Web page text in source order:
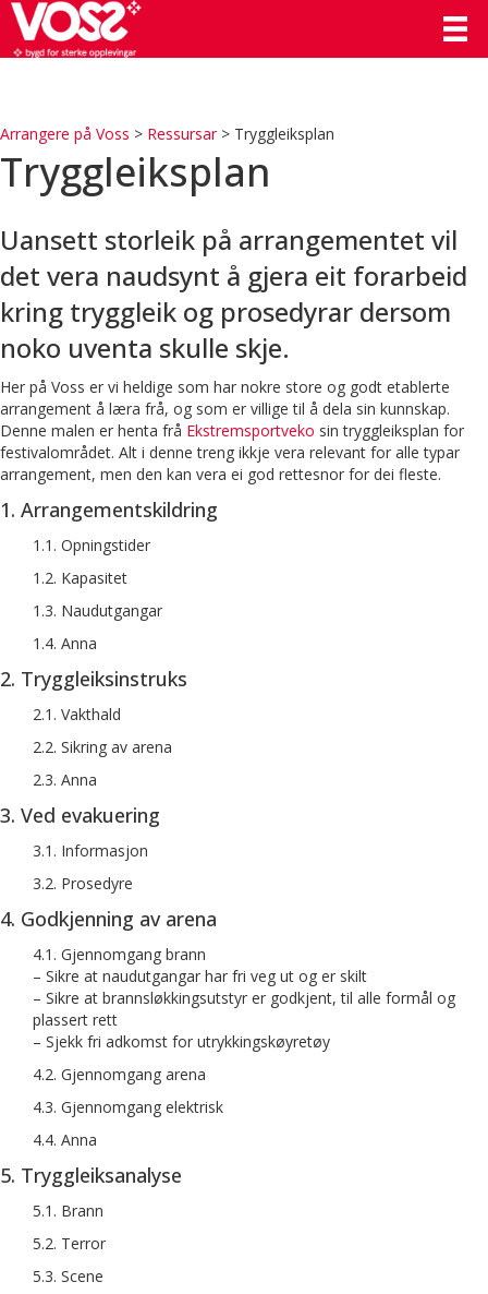
Arrangere på Voss > Ressursar> Tryggleiksplan
Tryggleiksplan
Uansett storleik på arrangementet vil
det vera naudsynt å gjera eit forarbeid
kring tryggleik og prosedyrar dersom
noko uventa skulle skje.
Her på Voss er vi heldige som har nokre store og godt etablerte
arrangement å læra frå, og som er villige til å dela sin kunnskap.
Denne malen er henta frå Ekstremsportveko sin tryggleiksplan for
festivalområdet. Alt i denne treng ikkje vera relevant for alle typar
arrangement, men den kan vera ei god rettesnor for dei fleste.
1. Arrangementskildring
1.1. Opningstider
1.2. Kapasitet
1.3. Naudutgangar
1.4. Anna
2. Tryggleiksinstruks
2.1. Vakthald
2.2. Sikring av arena
2.3. Anna
3. Ved evakuering
3.1. Informasjon
3.2. Prosedyre
4. Godkjenning av arena
4.1. Gjennomgang brann
– Sikre at naudutgangar har fri veg ut og er skilt
– Sikre at brannsløkkingsutstyr er godkjent, til alle formål og
plassert rett
– Sjekk fri adkomst for utrykkingskøyretøy
4.2. Gjennomgang arena
4.3. Gjennomgang elektrisk
4.4. Anna
5. Tryggleiksanalyse
5.1. Brann
5.2. Terror
5.3. Scene